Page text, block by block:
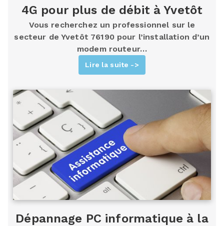
4G pour plus de débit à Yvetôt
Vous recherchez un professionnel sur le
secteur de Yvetôt 76190 pour l’installation d’un
modem routeur…
Lire la suite ->
Dépannage PC informatique à la